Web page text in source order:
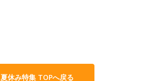
夏休み特集 TOPへ戻る